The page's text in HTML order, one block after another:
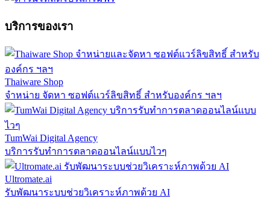
บริการของเรา
Thaiware Shop
จำหน่าย จัดหา ซอฟต์แวร์ลิขสิทธิ์ สำหรับองค์กร ฯลฯ
TumWai Digital Agency
บริการรับทำการตลาดออนไลน์แบบไวๆ
Ultromate.ai
รับพัฒนาระบบช่วยวิเคราะห์ภาพด้วย AI